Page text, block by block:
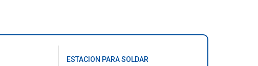
ESTACION PARA SOLDAR